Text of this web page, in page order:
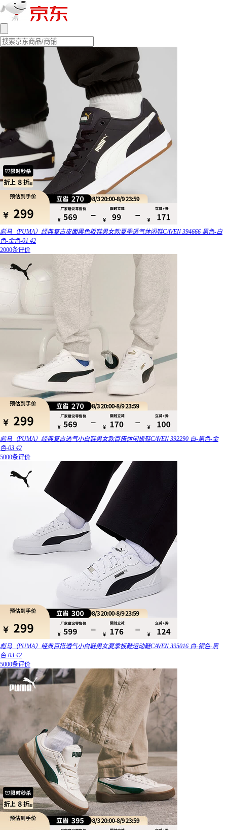
彪马（PUMA）经典复古皮面黑色板鞋男女款夏季透气休闲鞋CAVEN 394666 黑色-白
色-金色-01 42
2000条评价
彪马（PUMA）经典复古透气小白鞋男女款百搭休闲板鞋CAVEN 392290 白-黑色-金
色-03 42
5000条评价
彪马（PUMA）经典百搭透气小白鞋男女夏季板鞋运动鞋CAVEN 395016 白-银色-黑
色-03 42
5000条评价